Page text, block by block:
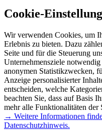
Cookie-
Wir verwenden Cookies, um
Erlebnis zu bieten. Dazu
Seite und für die Steuerung
Unternehmensziele
anonymen Statistikzwecken,
Anzeige personalisierter
entscheiden, welche
beachten Sie, dass auf Basis
mehr alle Funktionalitäten der
→ Weitere Informationen
Datenschutzhinweis.